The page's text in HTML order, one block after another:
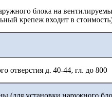
блока на
крепеж входит в
отверстия д. 40-44, гл. до 800